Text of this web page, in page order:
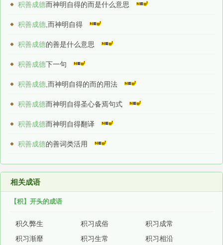
积善成德而神明自得的而是什么意思
积善成德,而神明自得
积善成德的善是什么意思
积善成德下一句
积善成德,而神明自得的而的用法
积善成德而神明自得圣心备焉句式
积善成德而神明自得翻译
积善成德的善词类活用
相关成语
【积】开头的成语
积久弊生 积习成俗
积习成常
积习渐靡
积习生常
积习相沿